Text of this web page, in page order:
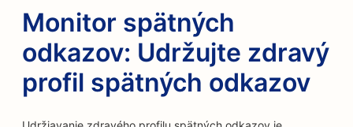
Monitor spätných
odkazov: Udržujte zdravý
profil spätných odkazov